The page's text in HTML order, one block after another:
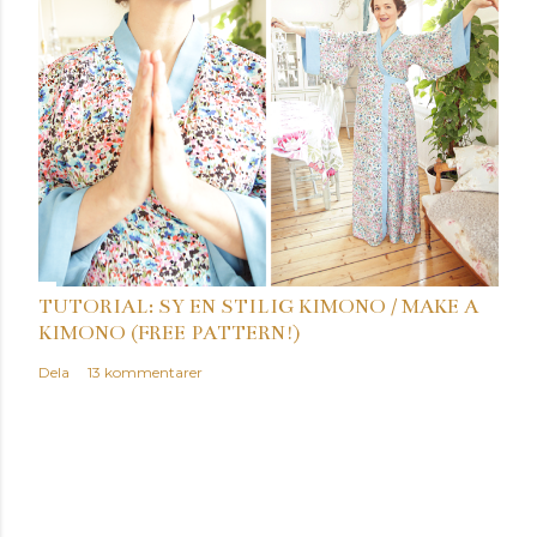
TUTORIAL: SY EN STILIG KIMONO / MAKE A
KIMONO (FREE PATTERN!)
Dela 13 kommentarer